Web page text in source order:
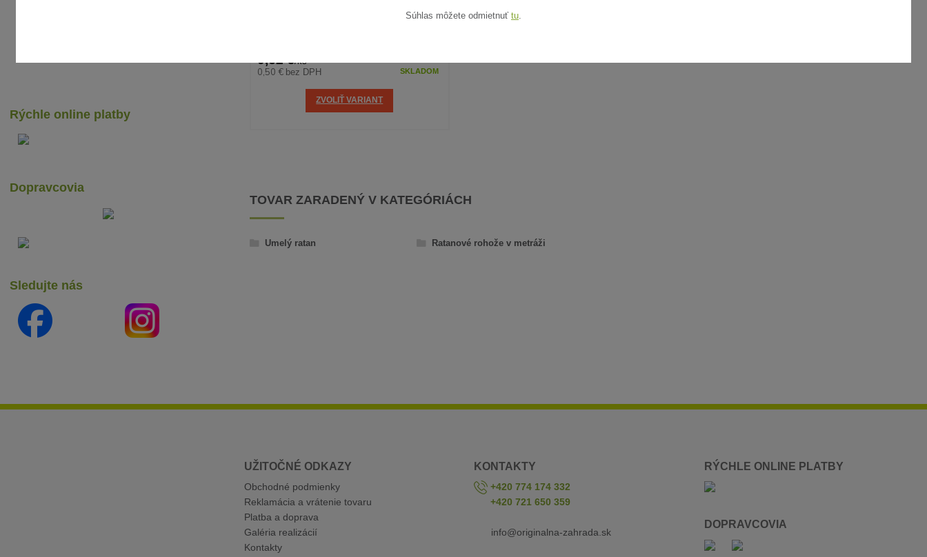
Rýchle online platby
Dopravcovia
Sledujte nás
0,62 €/ks
0,50 € bez DPH SKLADOM
ZVOLIŤ VARIANT
TOVAR ZARADENÝ V KATEGÓRIÁCH
Umelý ratan Ratanové rohože v metráži
UŽITOČNÉ ODKAZY
Obchodné podmienky
Reklamácia a vrátenie tovaru
Platba a doprava
Galéria realizácií
Kontakty
KONTAKTY
+420 774 174 332
+420 721 650 359
info@originalna-zahrada.sk
RÝCHLE ONLINE PLATBY
DOPRAVCOVIA
Súhlas môžete odmietnuť tu.